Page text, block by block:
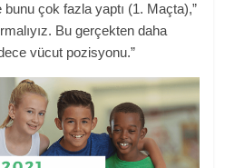
çok fazla yaptı (1. Maçta),”
Bu gerçekten daha
vücut pozisyonu.”